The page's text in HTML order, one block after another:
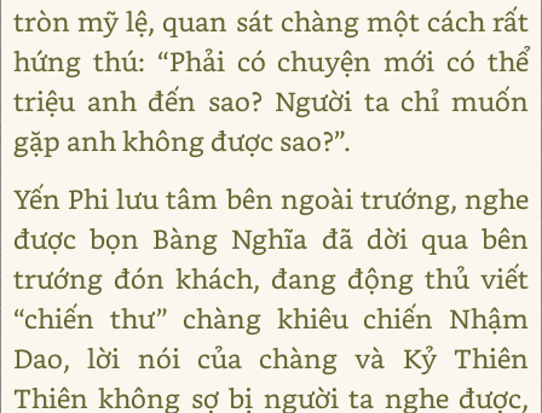
tròn mỹ lệ, quan sát chàng một cách rất
hứng thú: “Phải có chuyện mới có thể
triệu anh đến sao? Người ta chỉ muốn
gặp anh không được sao?”.
Yến Phi lưu tâm bên ngoài trướng, nghe
được bọn Bàng Nghĩa đã dời qua bên
trướng đón khách, đang động thủ viết
“chiến thư” chàng khiêu chiến Nhậm
Dao, lời nói của chàng và Kỷ Thiên
Thiên không sợ bị người ta nghe được,